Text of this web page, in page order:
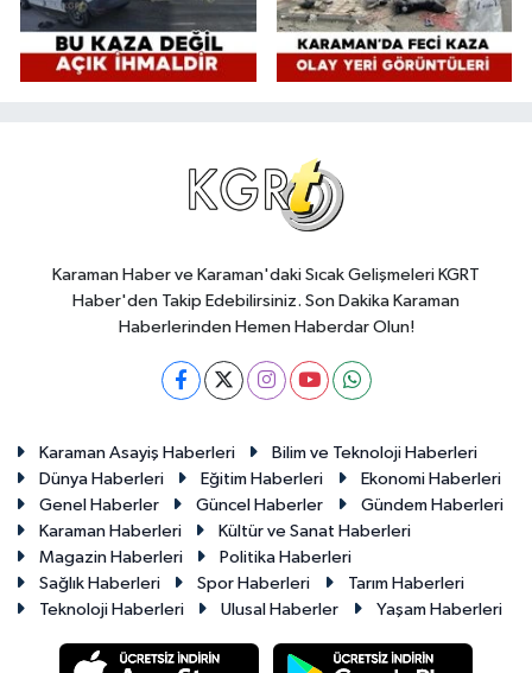
Karaman Haber ve Karaman'daki Sıcak Gelişmeleri KGRT
Haber'den Takip Edebilirsiniz. Son Dakika Karaman
Haberlerinden Hemen Haberdar Olun!
Karaman Asayiş Haberleri
Bilim ve Teknoloji Haberleri
Dünya Haberleri
Eğitim Haberleri
Ekonomi Haberleri
Genel Haberler
Güncel Haberler
Gündem Haberleri
Karaman Haberleri
Kültür ve Sanat Haberleri
Magazin Haberleri
Politika Haberleri
Sağlık Haberleri
Spor Haberleri
Tarım Haberleri
Teknoloji Haberleri
Ulusal Haberler Yaşam Haberleri